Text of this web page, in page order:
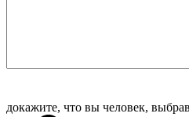
докажите, что вы человек, выбрав